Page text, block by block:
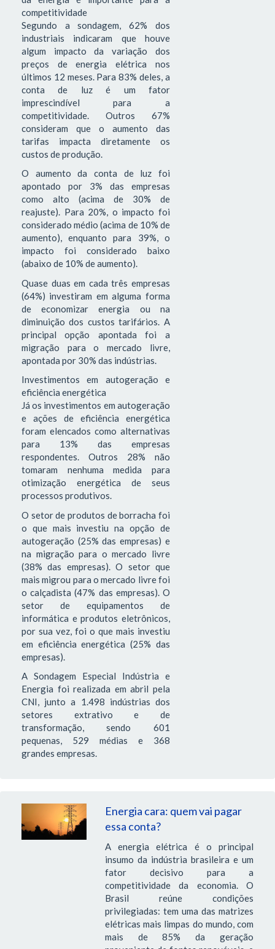
competitividade
Segundo a sondagem, 62% dos
industriais indicaram que houve
algum impacto da variação dos
preços de energia elétrica nos
últimos 12 meses. Para 83% deles, a
conta de luz é um fator
imprescindível para a
competitividade. Outros 67%
consideram que o aumento das
tarifas impacta diretamente os
custos de produção.
O aumento da conta de luz foi
apontado por 3% das empresas
como alto (acima de 30% de
reajuste). Para 20%, o impacto foi
considerado médio (acima de 10% de
aumento), enquanto para 39%, o
impacto foi considerado baixo
(abaixo de 10% de aumento).
Quase duas em cada três empresas
(64%) investiram em alguma forma
de economizar energia ou na
diminuição dos custos tarifários. A
principal opção apontada foi a
migração para o mercado livre,
apontada por 30% das indústrias.
Investimentos em autogeração e
eficiência energética
Já os investimentos em autogeração
e ações de eficiência energética
foram elencados como alternativas
para 13% das empresas
respondentes. Outros 28% não
tomaram nenhuma medida para
otimização energética de seus
processos produtivos.
O setor de produtos de borracha foi
o que mais investiu na opção de
autogeração (25% das empresas) e
na migração para o mercado livre
(38% das empresas). O setor que
mais migrou para o mercado livre foi
o calçadista (47% das empresas). O
setor de equipamentos de
informática e produtos eletrônicos,
por sua vez, foi o que mais investiu
em eficiência energética (25% das
empresas).
A Sondagem Especial Indústria e
Energia foi realizada em abril pela
CNI, junto a 1.498 indústrias dos
setores extrativo e de
transformação, sendo 601
pequenas, 529 médias e 368
grandes empresas.
Energia cara: quem vai pagar
essa conta?
A energia elétrica é o principal
insumo da indústria brasileira e um
fator decisivo para a
competitividade da economia. O
Brasil reúne condições
privilegiadas: tem uma das matrizes
elétricas mais limpas do mundo, com
mais de 85% da geração